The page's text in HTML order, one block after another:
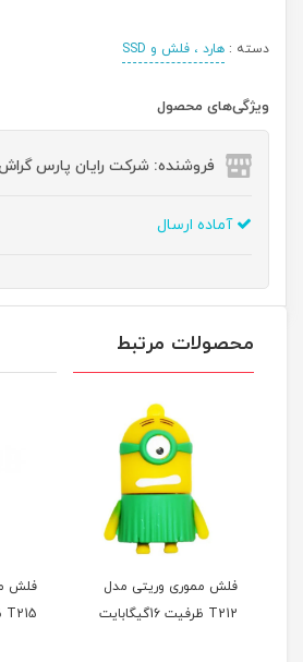
دسته : هارد ، فلش و SSD
ویژگی‌های محصول
فروشنده: شرکت رایان پارس
آماده ارسال
محصولات مرتبط
فلش مموری وریتی مدل
T212 ظرفیت 16گیگابایت
فلش
T215 ظرفیت 16گیگابایت